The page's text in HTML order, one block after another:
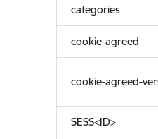
categories
cookie-agreed
cookie-agreed-
SESS<ID>